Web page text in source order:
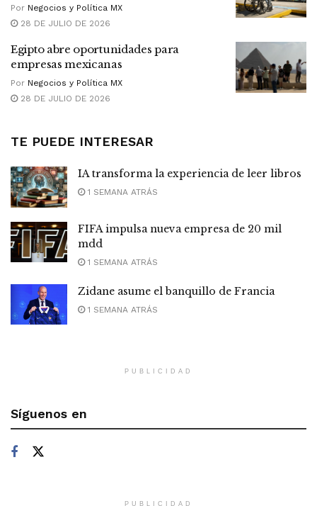
Por Negocios y Política MX
28 DE JULIO DE 2026
Egipto abre oportunidades para
empresas mexicanas
Por Negocios y Política MX
28 DE JULIO DE 2026
TE PUEDE INTERESAR
IA transforma la experiencia de leer libros
1 SEMANA ATRÁS
FIFA impulsa nueva empresa de 20 mil
mdd
1 SEMANA ATRÁS
Zidane asume el banquillo de Francia
1 SEMANA ATRÁS
PUBLICIDAD
Síguenos en
PUBLICIDAD